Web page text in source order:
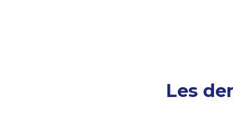
Les